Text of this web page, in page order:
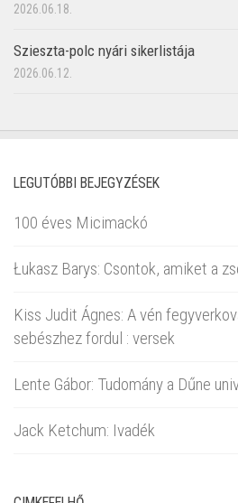
2026.06.18.
Szieszta-polc nyári sikerlistája
2026.06.12.
LEGUTÓBBI BEJEGYZÉSEK
100 éves Micimackó
Łukasz Barys: Csontok, amiket a
Kiss Judit Ágnes: A vén
sebészhez fordul : versek
Lente Gábor: Tudomány a Dűne
Jack Ketchum: Ivadék